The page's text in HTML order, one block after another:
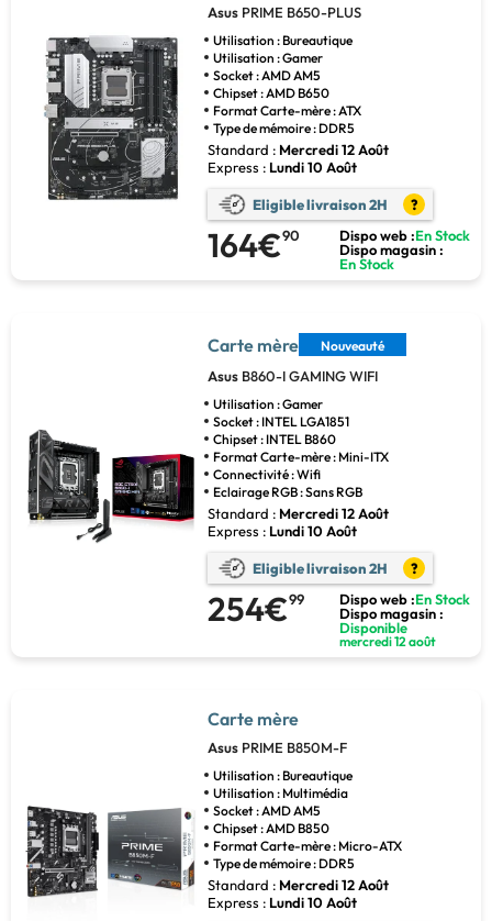
Asus PRIME B650-PLUS
Utilisation : Bureautique
Utilisation : Gamer
Socket : AMD AM5
Chipset : AMD B650
Format Carte-mère : ATX
Type de mémoire : DDR5
Standard : Mercredi 12 Août
Express : Lundi 10 Août
Eligible livraison 2H ?
164€90 Dispo web :En Stock
Dispo magasin :
En Stock
Carte mère Nouveauté
Asus B860-I GAMING WIFI
Utilisation : Gamer
Socket : INTEL LGA1851
Chipset : INTEL B860
Format Carte-mère : Mini-ITX
Connectivité : Wifi
Eclairage RGB : Sans RGB
Standard : Mercredi 12 Août
Express : Lundi 10 Août
Eligible livraison 2H ?
254€99 Dispo web :En Stock
Dispo magasin :
Disponible
mercredi 12 août
Carte mère
Asus PRIME B850M-F
Utilisation : Bureautique
Utilisation : Multimédia
Socket : AMD AM5
Chipset : AMD B850
Format Carte-mère : Micro-ATX
Type de mémoire : DDR5
Standard : Mercredi 12 Août
Express : Lundi 10 Août